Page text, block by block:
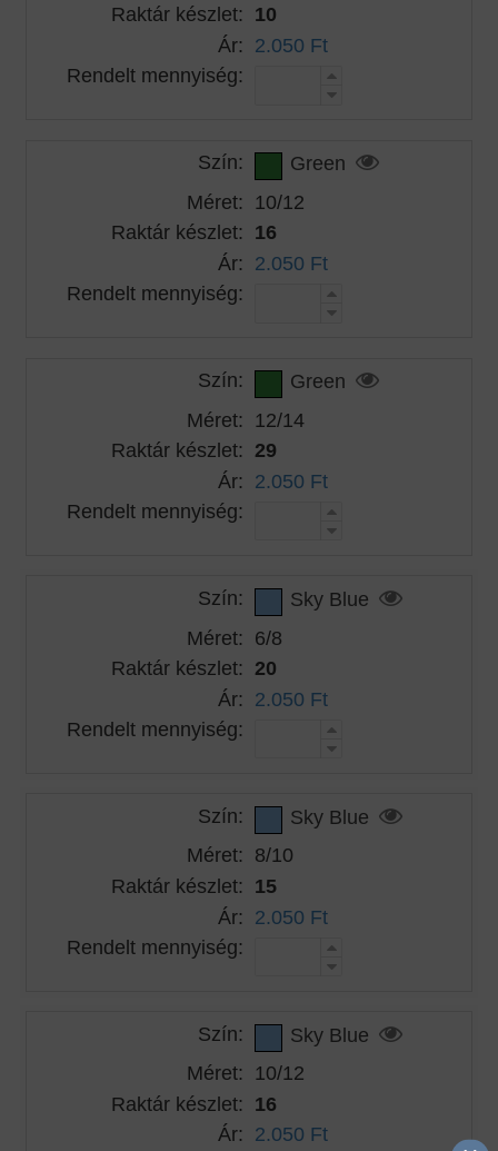
Raktár készlet: 10
Ár: 2.050 Ft
Rendelt mennyiség:
Szín:
Green
Méret: 10/12
Raktár készlet: 16
Ár: 2.050 Ft
Rendelt mennyiség:
Szín:
Green
Méret: 12/14
Raktár készlet: 29
Ár: 2.050 Ft
Rendelt mennyiség:
Szín:
Sky Blue
Méret: 6/8
Raktár készlet: 20
Ár: 2.050 Ft
Rendelt mennyiség:
Szín:
Sky Blue
Méret: 8/10
Raktár készlet: 15
Ár: 2.050 Ft
Rendelt mennyiség:
Szín:
Sky Blue
Méret: 10/12
Raktár készlet: 16
Ár: 2.050 Ft